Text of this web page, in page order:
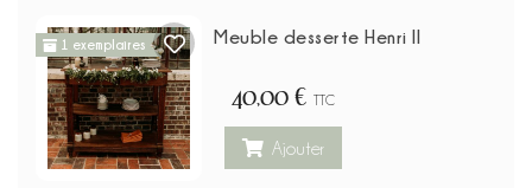
1 exemplaires Meuble desserte Henri ll
40,00 € TTC
Ajouter